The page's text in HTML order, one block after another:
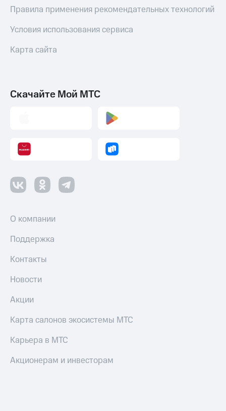
Правила применения рекомендательных технологий
Условия использования сервиса
Карта сайта
Скачайте Мой МТС
О компании
Поддержка
Контакты
Новости
Акции
Карта салонов экосистемы МТС
Карьера в МТС
Акционерам и инвесторам